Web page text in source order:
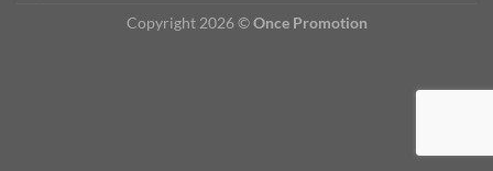
Copyright 2026 ©Once Promotion